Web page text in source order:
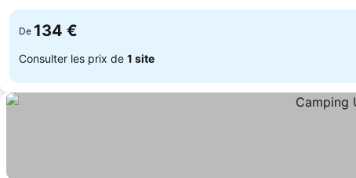
De 134 €
Consulter les prix de 1 site